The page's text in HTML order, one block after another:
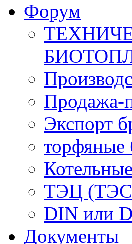
Форум
Продажа-
Экспорт
торфяные
ТЭЦ (ТЭС)
DIN или
Документы